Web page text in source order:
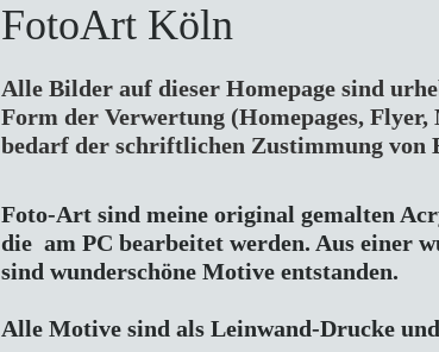
FotoArt Köln
Alle Bilder auf dieser Homepage sind
Form der Verwertung (Homepages,
bedarf der schriftlichen Zustimmung von
Foto-Art sind meine original gemalten
die  am PC bearbeitet werden. Aus einer
sind wunderschöne Motive entstanden.
Alle Motive sind als Leinwand-Drucke